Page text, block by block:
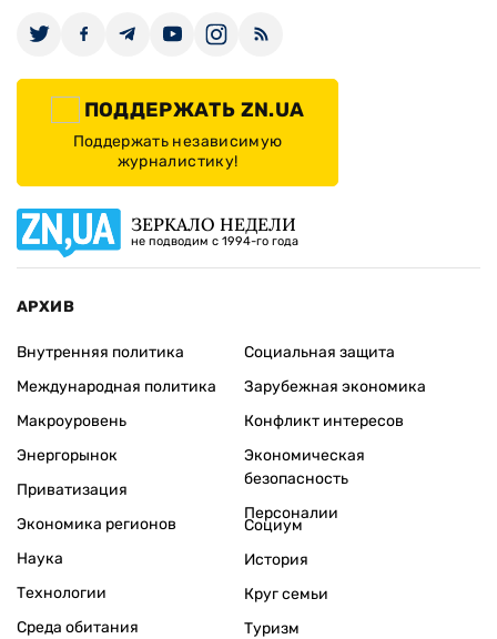
ПОДДЕРЖАТЬ ZN.UA
Поддержать независимую
журналистику!
ЗЕРКАЛО НЕДЕЛИ
не подводим с 1994-го года
АРХИВ
Внутренняя политика
Международная политика
Макроуровень
Энергорынок
Приватизация
Экономика регионов
Социальная защита
Зарубежная экономика
Конфликт интересов
Экономическая
безопасность
Персоналии
Наука
Технологии
Среда обитания
Социум
История
Круг семьи
Туризм